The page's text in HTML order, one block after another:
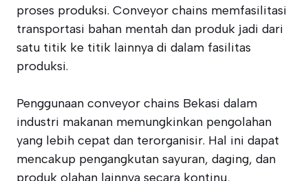
proses produksi. Conveyor chains memfasilitasi
transportasi bahan mentah dan produk jadi dari
satu titik ke titik lainnya di dalam fasilitas
produksi.
Penggunaan conveyor chains Bekasi dalam
industri makanan memungkinkan pengolahan
yang lebih cepat dan terorganisir. Hal ini dapat
mencakup pengangkutan sayuran, daging, dan
produk olahan lainnya secara kontinu,